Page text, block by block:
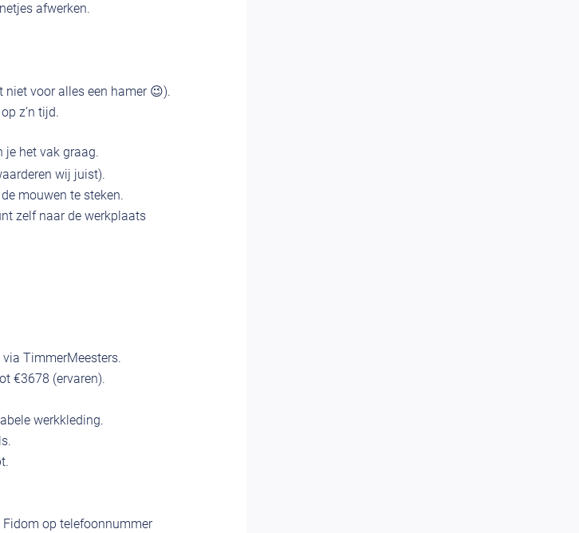
afwerken.
voor alles een hamer 😉).
z’n tijd.
je het vak graag.
wij juist).
mouwen te steken.
zelf naar de werkplaats
TimmerMeesters.
€3678 (ervaren).
werkkleding.
op telefoonnummer